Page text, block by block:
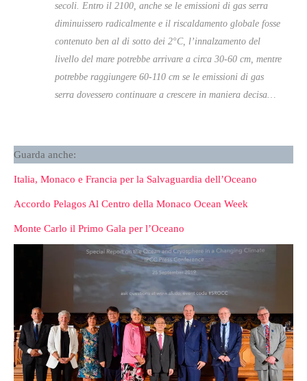
secoli. Entro il 2100, anche se le emissioni di gas serra
diminuissero radicalmente e il riscaldamento globale fosse
contenuto ben al di sotto dei 2°C, l’innalzamento del
livello del mare potrebbe arrivare a circa 30-60 cm, mentre
potrebbe raggiungere 60-110 cm se le emissioni di gas
serra dovessero continuare a crescere in maniera decisa…
Guarda anche:
Italia, Monaco e Francia per la Salvaguardia dell’Oceano
Accordo Pelagos Al Centro della Monaco Ocean Week
Monte Carlo il Primo Gala per l’Oceano